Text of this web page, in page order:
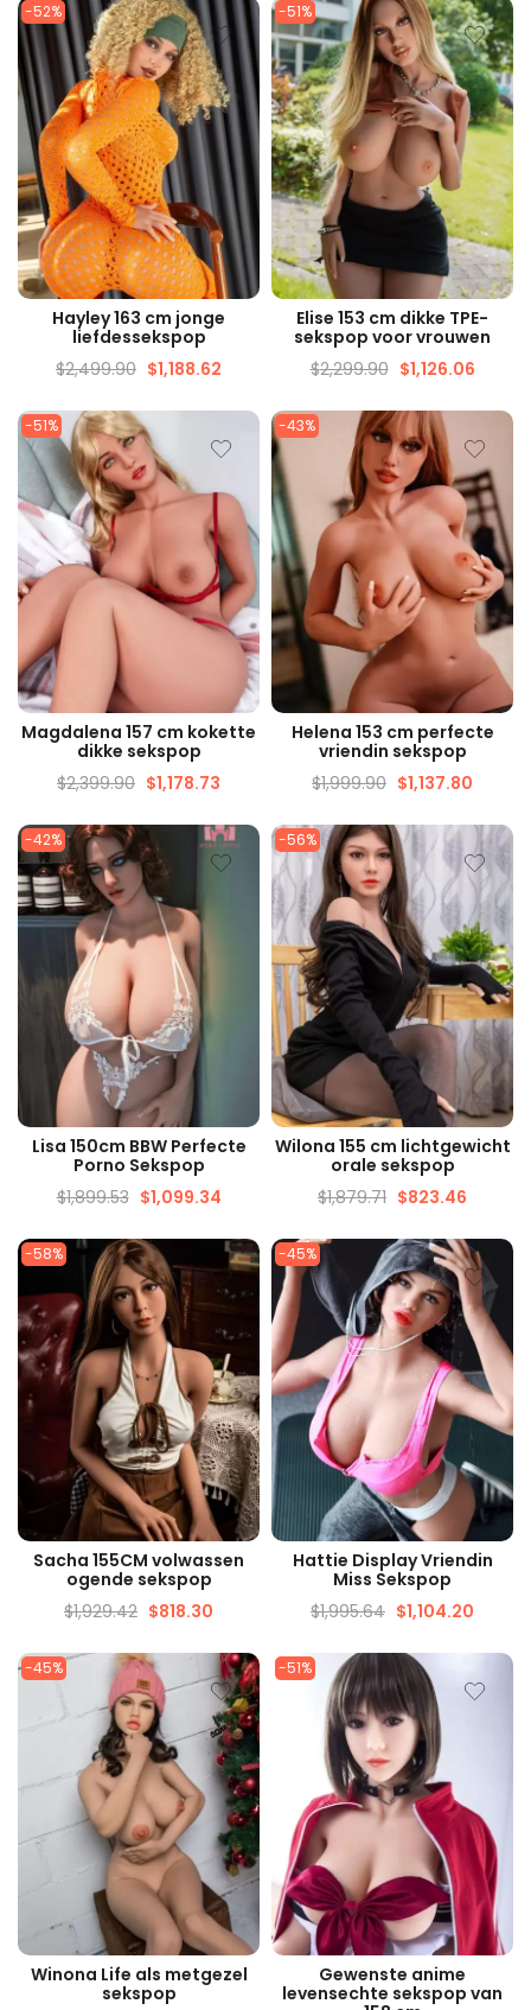
-52%
SNELLE WEERGAVE
Hayley 163 cm jonge
liefdessekspop
$2,499.90 $1,188.62
-51%
SNELLE WEERGAVE
Elise 153 cm dikke TPE-
sekspop voor vrouwen
$2,299.90 $1,126.06
-51%
SNELLE WEERGAVE
Magdalena 157 cm kokette
dikke sekspop
$2,399.90 $1,178.73
-43%
SNELLE WEERGAVE
Helena 153 cm perfecte
vriendin sekspop
$1,999.90 $1,137.80
-42%
SNELLE WEERGAVE
Lisa 150cm BBW Perfecte
Porno Sekspop
$1,899.53 $1,099.34
-56%
SNELLE WEERGAVE
Wilona 155 cm lichtgewicht
orale sekspop
$1,879.71 $823.46
-58%
SNELLE WEERGAVE
Sacha 155CM volwassen
ogende sekspop
$1,929.42 $818.30
-45%
SNELLE WEERGAVE
Hattie Display Vriendin
Miss Sekspop
$1,995.64 $1,104.20
-45%
SNELLE WEERGAVE
Winona Life als metgezel
sekspop
-51%
SNELLE WEERGAVE
Gewenste anime
levensechte sekspop van